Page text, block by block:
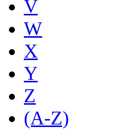
V
W
X
Y
Z
(A-Z)